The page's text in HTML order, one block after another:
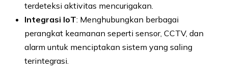
terdeteksi aktivitas mencurigakan.
Integrasi IoT: Menghubungkan berbagai
perangkat keamanan seperti sensor, CCTV, dan
alarm untuk menciptakan sistem yang saling
terintegrasi.